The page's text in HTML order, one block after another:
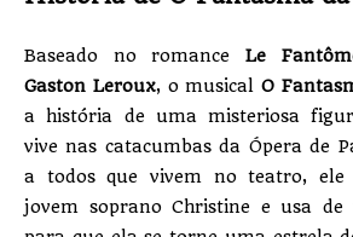
Baseado no romance Le
Gaston Leroux, o musical O
a história de uma misteriosa
vive nas catacumbas da Ópera de
a todos que vivem no teatro, ele
jovem soprano Christine e usa de